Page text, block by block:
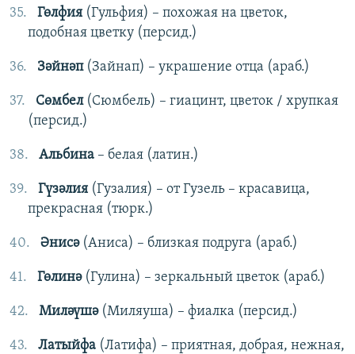
Гөлфия (Гульфия) – похожая на цветок,
подобная цветку (персид.)
Зәйнәп (Зайнап) – украшение отца (араб.)
Сөмбел (Сюмбель) – гиацинт, цветок / хрупкая
(персид.)
Альбина – белая (латин.)
Гүзәлия (Гузалия) – от Гузель – красавица,
прекрасная (тюрк.)
Әнисә (Аниса) – близкая подруга (араб.)
Гөлинә (Гулина) – зеркальный цветок (араб.)
Миләүшә (Миляуша) – фиалка (персид.)
Латыйфа (Латифа) – приятная, добрая, нежная,